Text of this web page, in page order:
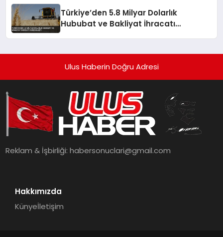
Türkiye’den 5.8 Milyar Dolarlık
Hububat ve Bakliyat İhracatı
Ulus Haberin Doğru Adresi
Reklam & İşbirliği:habersonuclari@gmail.com
Hakkımızda
Künyeİletişim